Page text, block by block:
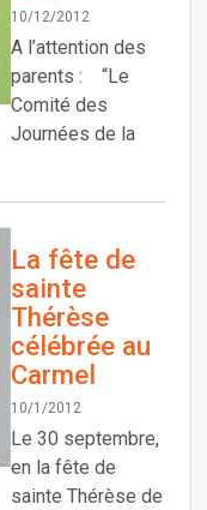
10/12/2012
A l’attention des
parents : “Le
Comité des
Journées de la
La fête de
sainte
Thérèse
célébrée au
Carmel
10/1/2012
Le 30 septembre,
en la fête de
sainte Thérèse de